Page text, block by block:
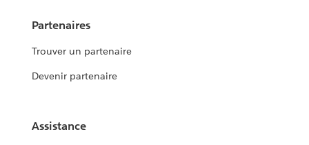
Partenaires
Trouver un partenaire
Devenir partenaire
Assistance